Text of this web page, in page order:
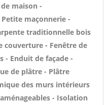
maison -
maçonnerie -
traditionnelle bois
couverture - Fenêtre de
- Enduit de façade -
de plâtre - Plâtre
des murs intérieurs
- Isolation